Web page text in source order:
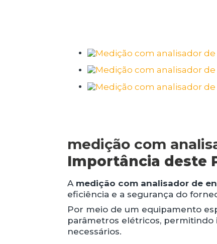
medição com
Importância deste
A medição com analisador de
eficiência e a segurança do
Por meio de um equipamento
parâmetros elétricos, permitindo
necessários.